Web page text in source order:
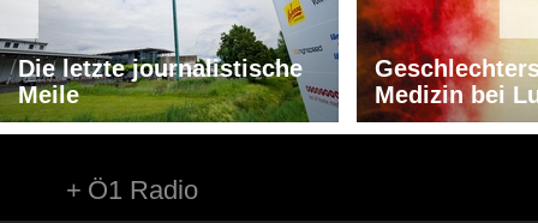
Die letzte journalistische
Meile
Medizin bei
Ö1 Radio